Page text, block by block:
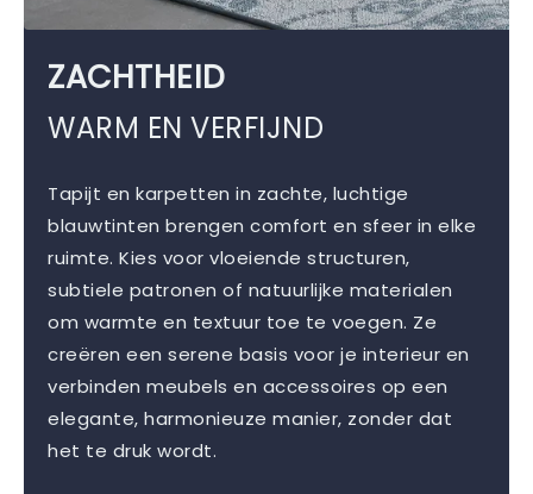
ZACHTHEID
WARM EN VERFIJND
Tapijt en karpetten in zachte, luchtige
blauwtinten brengen comfort en sfeer in elke
ruimte. Kies voor vloeiende structuren,
subtiele patronen of natuurlijke materialen
om warmte en textuur toe te voegen. Ze
creëren een serene basis voor je interieur en
verbinden meubels en accessoires op een
elegante, harmonieuze manier, zonder dat
het te druk wordt.